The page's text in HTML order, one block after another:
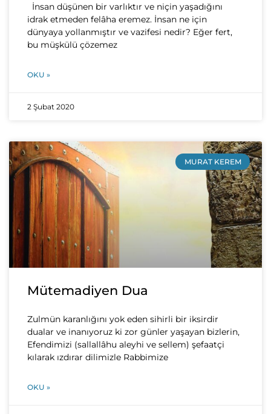
İnsan düşünen bir varlıktır ve niçin yaşadığını
idrak etmeden felâha eremez. İnsan ne için
dünyaya yollanmıştır ve vazifesi nedir? Eğer fert,
bu müşkülü çözemez
OKU »
2 Şubat 2020
MURAT KEREM
Mütemadiyen Dua
Zulmün karanlığını yok eden sihirli bir iksirdir
dualar ve inanıyoruz ki zor günler yaşayan bizlerin,
Efendimizi (sallallâhu aleyhi ve sellem) şefaatçi
kılarak ızdırar dilimizle Rabbimize
OKU »